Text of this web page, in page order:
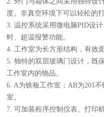
度。非真空环境下可以轻松的
3.温控系统采用微电脑PID设
时、超温报警功能。
4.工作室为长方形结构，有效
5.独特的双层玻璃门设计，既
工作室内的物品。
6. A为铁板工作室；AB为201
室。
7.可加装程序控制仪表、打印